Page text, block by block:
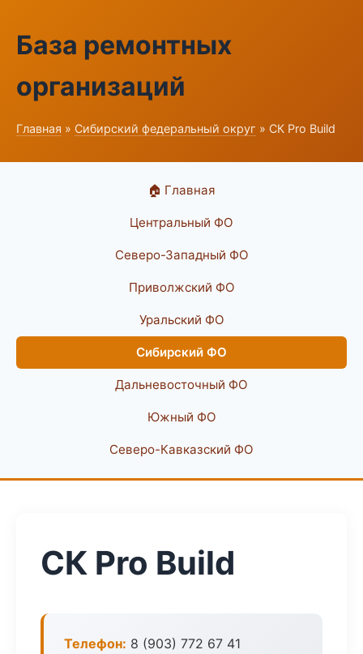
База ремонтных
организаций
Главная » Сибирский федеральный округ » СК Pro Build
🏠 Главная
Центральный ФО
Северо-Западный ФО
Приволжский ФО
Уральский ФО
Сибирский ФО
Дальневосточный ФО
Южный ФО
Северо-Кавказский ФО
СК Pro Build
Телефон: 8 (903) 772 67 41